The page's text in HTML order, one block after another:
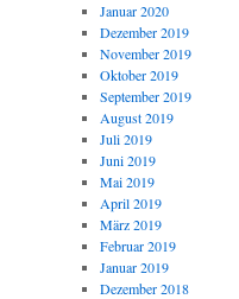
Januar 2020
Dezember 2019
November 2019
Oktober 2019
September 2019
August 2019
Juli 2019
Juni 2019
Mai 2019
April 2019
März 2019
Februar 2019
Januar 2019
Dezember 2018